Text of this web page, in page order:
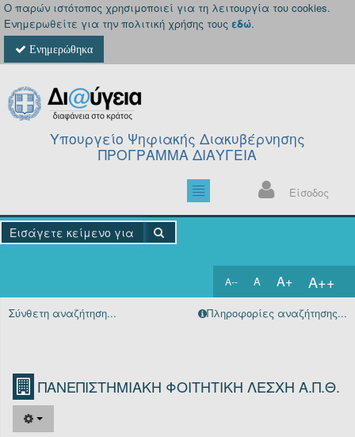
Ο παρών ιστότοπος χρησιμοποιεί για τη λειτουργία του cookies.
Ενημερωθείτε για την πολιτική χρήσης τους εδώ.
Ενημερώθηκα
Υπουργείο Ψηφιακής Διακυβέρνησης
ΠΡΟΓΡΑΜΜΑ ΔΙΑΥΓΕΙΑ
Είσοδος
A-- A A+ A++
Αρχική
Υπηρεσίες
Σύνθετη αναζήτηση... Πληροφορίες αναζήτησης...
ΠΑΝΕΠΙΣΤΗΜΙΑΚΗ ΦΟΙΤΗΤΙΚΗ ΛΕΣΧΗ Α.Π.Θ.